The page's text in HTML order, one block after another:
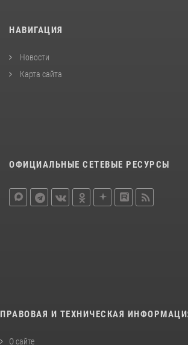
НАВИГАЦИЯ
Новости
Карта сайта
ОФИЦИАЛЬНЫЕ СЕТЕВЫЕ РЕСУРСЫ
ПРАВОВАЯ И ТЕХНИЧЕСКАЯ
О сайте